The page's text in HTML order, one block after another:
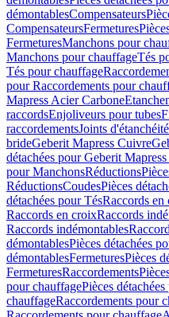
démontablesCompensateurs
CompensateursFermetures
FermeturesManchons pour
Manchons pour chauffageTés
Tés pour chauffage
pour Raccordements pour
Mapress Acier Carbone
raccordsEnjoliveurs pour tubes
raccordementsJoints d'étanchéité
brideGeberit Mapress Cuivre
détachées pour Geberit
pour ManchonsRéductions
RéductionsCoudesPièces
détachées pour TésRaccords en
Raccords en croixRaccords
Raccords indémontables
démontablesPièces détachées
démontablesFermeturesPièces
FermeturesRaccordements
pour chauffagePièces
chauffageRaccordements pour